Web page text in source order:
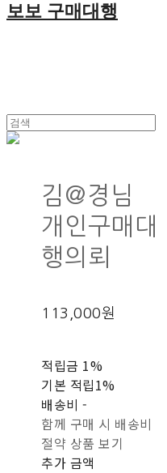
보보 구매대행
김@경님
개인구매대
행의뢰
113,000원
적립금 1%
기본 적립1%
배송비-
함께 구매 시 배송비
절약 상품 보기
추가 금액